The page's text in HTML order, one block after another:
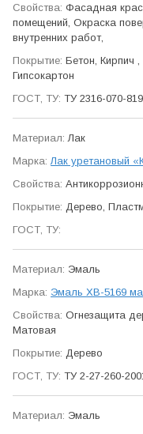
Фасадная
помещений, Окраска
внутренних работ,
Бетон, Кирпич
Гипсокартон
ТУ 2316-070-
Лак
Лак уретановый
Дерево,
Эмаль
Эмаль ХВ-5169
Огне­защита
Матовая
Дерево
ТУ 2-27-260-
Эмаль